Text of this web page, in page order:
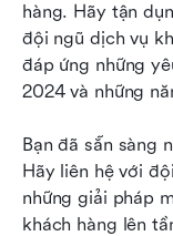
hàng. Hãy tận
đội ngũ dịch vụ
đáp ứng những
2024 và những
Bạn đã sẵn sàng
Hãy liên hệ với
những giải pháp
khách hàng lên